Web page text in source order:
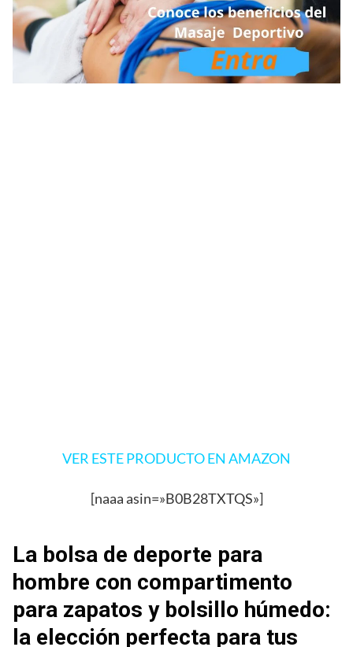
VER ESTE PRODUCTO EN AMAZON
[naaa asin=»B0B28TXTQS»]
La bolsa de deporte para
hombre con compartimento
para zapatos y bolsillo húmedo:
la elección perfecta para tus